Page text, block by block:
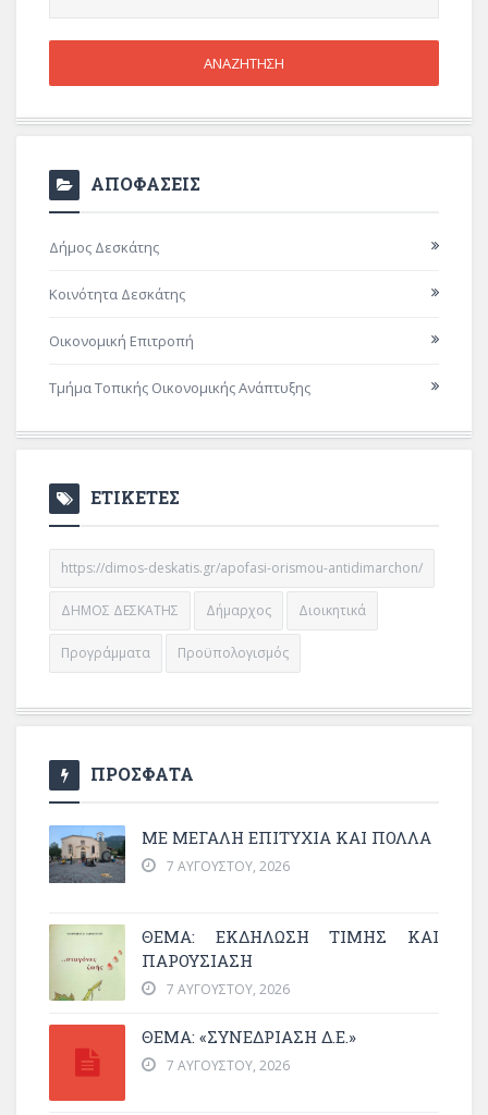
ΑΠΟΦΑΣΕΙΣ
Δήμος Δεσκάτης
Κοινότητα Δεσκάτης
Οικονομική Επιτροπή
Τμήμα Τοπικής Οικονομικής Ανάπτυξης
ΕΤΙΚΕΤΕΣ
https://dimos-deskatis.gr/apofasi-orismou-antidimarchon/
ΔΗΜΟΣ ΔΕΣΚΑΤΗΣ Δήμαρχος Διοικητικά
Προγράμματα Προϋπολογισμός
ΠΡΟΣΦΑΤΑ
ΜΕ ΜΕΓΆΛΗ ΕΠΙΤΥΧΊΑ ΚΑΙ ΠΟΛΛΆ
7 ΑΥΓΟΎΣΤΟΥ, 2026
ΘΈΜΑ: ΕΚΔΉΛΩΣΗ ΤΙΜΉΣ ΚΑΙ
ΠΑΡΟΥΣΊΑΣΗ
7 ΑΥΓΟΎΣΤΟΥ, 2026
ΘΕΜΑ: «ΣΥΝΕΔΡΊΑΣΗ Δ.Ε.»
7 ΑΥΓΟΎΣΤΟΥ, 2026